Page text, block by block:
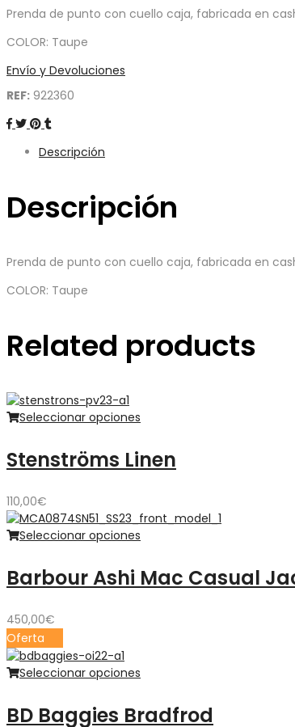
Prenda de punto con cuello caja, fabricada en
COLOR: Taupe
Envío y Devoluciones
REF: 922360
Descripción
Descripción
Prenda de punto con cuello caja, fabricada en
COLOR: Taupe
Related products
Seleccionar opciones
Stenströms Linen
110,00€
Seleccionar opciones
Barbour Ashi Mac Casual
450,00€
Oferta
Seleccionar opciones
BD Baggies Bradfrod